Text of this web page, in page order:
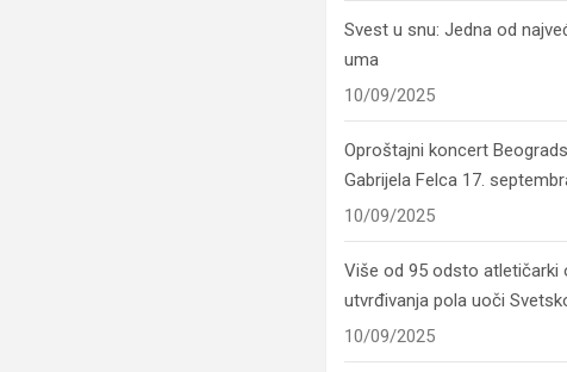
Svest u snu: Jedna od
uma
10/09/2025
Oproštajni koncert
Gabrijela Felca 17.
10/09/2025
Više od 95 odsto atletičarki
utvrđivanja pola uoči
10/09/2025